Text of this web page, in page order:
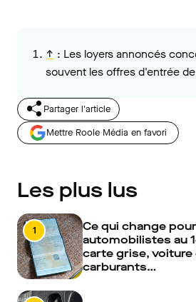
↑ : Les loyers annoncés
souvent les offres d'entrée
Partager l'article
Mettre Roole Média en favori
Les plus lus
1
Ce qui change
automobilistes au
carte grise,
carburants…